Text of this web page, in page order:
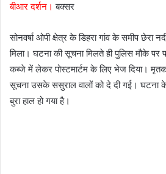
l
बीआर दर्शन। बक्सर
सोनवर्षा ओपी क्षेत्र के डिहरा गांव के समीप छेरा
मिला। घटना की सूचना मिलते ही पुलिस मौके
कब्जे में लेकर पोस्टमार्टम के लिए भेज दिया।
सूचना उसके ससुराल वालों को दे दी गई। घटना के
बुरा हाल हो गया है।